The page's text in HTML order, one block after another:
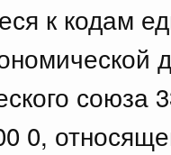
к кодам
союза
0,